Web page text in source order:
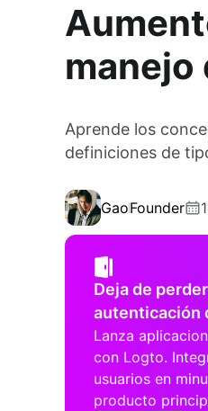
manejo
Aprende los
definiciones de
GaoFounder
Deja de
autenticación
Lanza
con Logto.
usuarios en
producto